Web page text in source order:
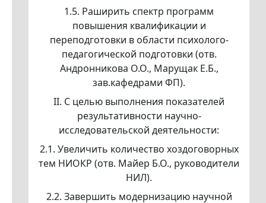
1.5. Раширить спектр программ
повышения квалификации и
переподготовки в области психолого-
педагогической подготовки (отв.
Андронникова О.О., Марущак Е.Б.,
зав.кафедрами ФП).
II. С целью выполнения показателей
результативности научно-
исследовательской деятельности:
2.1. Увеличить количество хоздоговорных
тем НИОКР (отв. Майер Б.О., руководители
НИЛ).
2.2. Завершить модернизацию научной